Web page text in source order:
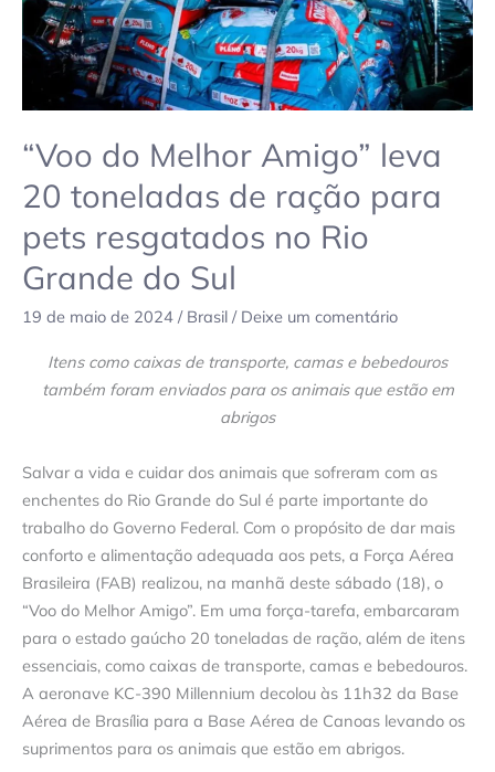
“Voo do Melhor Amigo” leva
20 toneladas de ração para
pets resgatados no Rio
Grande do Sul
19 de maio de 2024 / Brasil / Deixe um comentário
Itens como caixas de transporte, camas e bebedouros
também foram enviados para os animais que estão em
abrigos
Salvar a vida e cuidar dos animais que sofreram com as
enchentes do Rio Grande do Sul é parte importante do
trabalho do Governo Federal. Com o propósito de dar mais
conforto e alimentação adequada aos pets, a Força Aérea
Brasileira (FAB) realizou, na manhã deste sábado (18), o
“Voo do Melhor Amigo”. Em uma força-tarefa, embarcaram
para o estado gaúcho 20 toneladas de ração, além de itens
essenciais, como caixas de transporte, camas e bebedouros.
A aeronave KC-390 Millennium decolou às 11h32 da Base
Aérea de Brasília para a Base Aérea de Canoas levando os
suprimentos para os animais que estão em abrigos.
ração
para
pets
resgatados
no
Rio
Grande
do
Sul